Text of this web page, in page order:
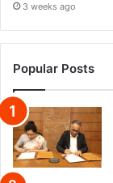
3 weeks ago
Popular Posts